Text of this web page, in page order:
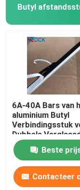
Verzoek om een
De Bar van het
Warm Edge
Butyl
Vensters
Butyl
6A-40A Bars van
aluminium Butyl
Verbindingsstuk
Dubbele
Eenheden
Beste
Contacteer